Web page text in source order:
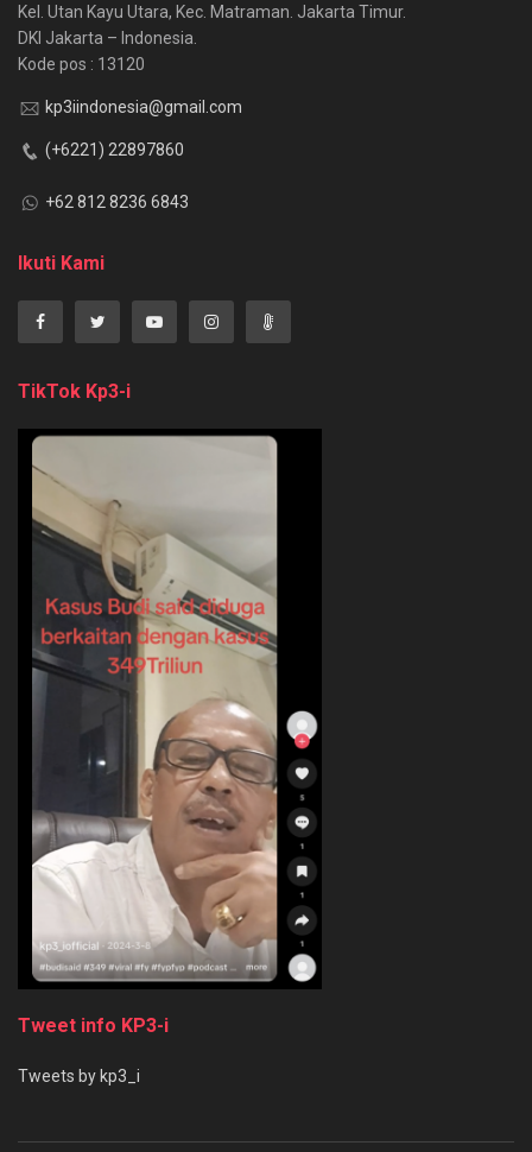
Kel. Utan Kayu Utara, Kec. Matraman. Jakarta Timur.
DKI Jakarta – Indonesia.
Kode pos : 13120
kp3iindonesia@gmail.com
(+6221) 22897860
+62 812 8236 6843
Ikuti Kami
TikTok Kp3-i
Tweet info KP3-i
Tweets by kp3_i